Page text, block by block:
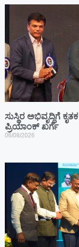
ಸುಸ್ಥಿರ ಅಭಿವೃದ್ಧಿಗೆ
ಪ್ರಿಯಾಂಕ್ ಖರ್ಗೆ
06/08/2026